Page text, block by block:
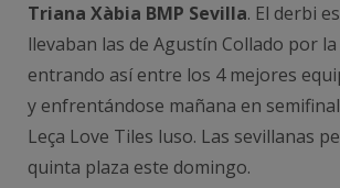
Triana Xàbia BMP Sevilla. El derbi
llevaban las de Agustín Collado por
entrando así entre los 4 mejores
y enfrentándose mañana en
Leça Love Tiles luso. Las sevillanas
quinta plaza este domingo.